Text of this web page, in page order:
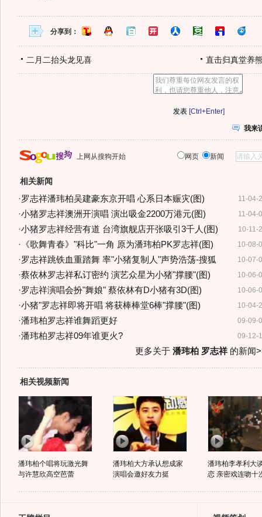
分享到：
二月二抬头龙见喜 直击归真堂养
[Ctrl+Enter]
我来
上网从搜狗开始 网页 新闻
相关新闻
11-04-
·罗志祥潘玮柏吴建豪东京开唱 心系日本赈灾(图)
11-04-
·小猪罗志祥澳洲开演唱 演出吸金2200万港元(图)
10-11-
·小猪罗志祥经营有道 台湾旗舰店开张吸引3千人(图)
10-08-
· 《歌舞青春》"科比"一角 原为潘玮柏PK罗志祥(图)
10-07-
·罗志祥跳铁血重踏舞 率"小猪复制人"声势浩荡-搜狐
10-06-
·蔡依林罗志祥私订密约 演艺众星为小猪"撑腰"(图)
10-06-
·罗志祥演唱会扮"舞娘" 蔡依林有D小猪有3D(图)
10-04-
·小猪"罗志祥即将开唱 将获棒棒堂6棒"撑腰"(图)
09-09-
·潘玮柏罗志祥谁舞蹈更好
09-12-
·潘玮柏罗志祥09年谁更火?
更多关于 潘玮柏 罗志祥的新闻
相关视频新闻
潘玮柏个唱将玩激光舞
与许慧欣高空芭蕾
潘玮柏大方承认想成家
演唱会邀好友力挺
潘玮柏李孝利大
恋 亲密戏连吻十